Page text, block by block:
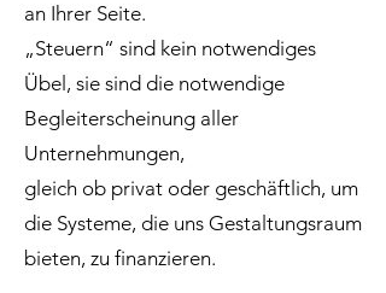
an Ihrer Seite.
„Steuern“ sind kein notwendiges
Übel, sie sind die notwendige
Begleiterscheinung aller
Unternehmungen,
gleich ob privat oder geschäftlich, um
die Systeme, die uns Gestaltungsraum
bieten, zu finanzieren.